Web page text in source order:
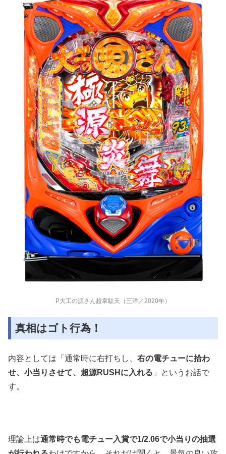
P大工の源さん超韋駄天（三洋／2020年）
真相はゴト行為！
内容としては「通常時に右打ちし、 右の電チューに拾わ
せ、小当りさせて、超源RUSH に入れる 」というお話で
す。
理論上は通常時でも電チュー入賞で1/2.06で小当りの抽選